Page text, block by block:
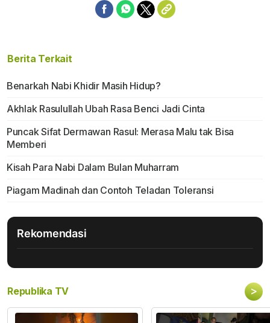
Berita Terkait
Benarkah Nabi Khidir Masih Hidup?
Akhlak Rasulullah Ubah Rasa Benci Jadi Cinta
Puncak Sifat Dermawan Rasul: Merasa Malu tak Bisa
Memberi
Kisah Para Nabi Dalam Bulan Muharram
Piagam Madinah dan Contoh Teladan Toleransi
Rekomendasi
Republika TV >